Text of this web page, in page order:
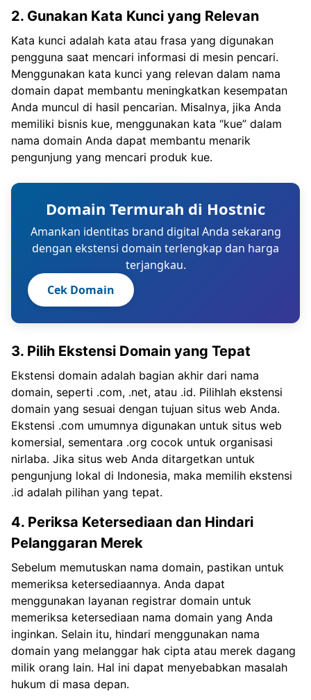
2. Gunakan Kata Kunci yang Relevan
Kata kunci adalah kata atau frasa yang digunakan
pengguna saat mencari informasi di mesin pencari.
Menggunakan kata kunci yang relevan dalam nama
domain dapat membantu meningkatkan kesempatan
Anda muncul di hasil pencarian. Misalnya, jika Anda
memiliki bisnis kue, menggunakan kata “kue” dalam
nama domain Anda dapat membantu menarik
pengunjung yang mencari produk kue.
Domain Termurah di Hostnic
Amankan identitas brand digital Anda sekarang
dengan ekstensi domain terlengkap dan harga
terjangkau.
Cek Domain
3. Pilih Ekstensi Domain yang Tepat
Ekstensi domain adalah bagian akhir dari nama
domain, seperti .com, .net, atau .id. Pilihlah ekstensi
domain yang sesuai dengan tujuan situs web Anda.
Ekstensi .com umumnya digunakan untuk situs web
komersial, sementara .org cocok untuk organisasi
nirlaba. Jika situs web Anda ditargetkan untuk
pengunjung lokal di Indonesia, maka memilih ekstensi
.id adalah pilihan yang tepat.
4. Periksa Ketersediaan dan Hindari
Pelanggaran Merek
Sebelum memutuskan nama domain, pastikan untuk
memeriksa ketersediaannya. Anda dapat
menggunakan layanan registrar domain untuk
memeriksa ketersediaan nama domain yang Anda
inginkan. Selain itu, hindari menggunakan nama
domain yang melanggar hak cipta atau merek dagang
milik orang lain. Hal ini dapat menyebabkan masalah
hukum di masa depan.